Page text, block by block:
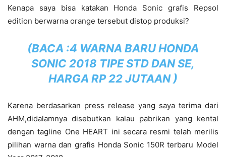
Kenapa saya bisa katakan Honda Sonic grafis Repsol
edition berwarna orange tersebut distop produksi?
(BACA :4 WARNA BARU HONDA
SONIC 2018 TIPE STD DAN SE,
HARGA RP 22 JUTAAN)
Karena berdasarkan press release yang saya terima dari
AHM,didalamnya disebutkan kalau pabrikan yang kental
dengan tagline One HEART ini secara resmi telah merilis
pilihan warna dan grafis Honda Sonic 150R terbaru Model